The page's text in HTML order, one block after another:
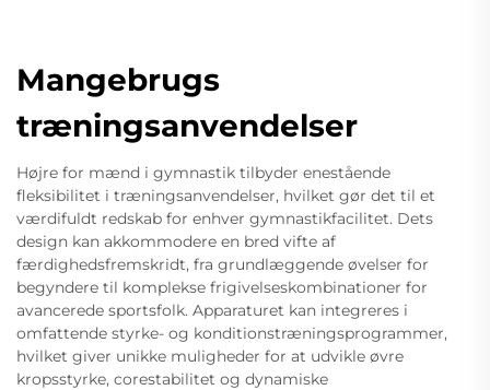
Mangebrugs
træningsanvendelser
Højre for mænd i gymnastik tilbyder enestående
fleksibilitet i træningsanvendelser, hvilket gør det til et
værdifuldt redskab for enhver gymnastikfacilitet. Dets
design kan akkommodere en bred vifte af
færdighedsfremskridt, fra grundlæggende øvelser for
begyndere til komplekse frigivelseskombinationer for
avancerede sportsfolk. Apparaturet kan integreres i
omfattende styrke- og konditionstræningsprogrammer,
hvilket giver unikke muligheder for at udvikle øvre
kropsstyrke, corestabilitet og dynamiske